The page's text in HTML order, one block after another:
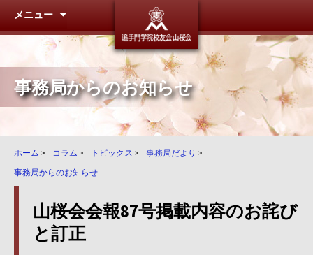
追手門学
メニュー
事務局からのお知らせ
ホーム > コラム > トピックス > 事務局だより >
事務局からのお知らせ
山桜会会報87号掲載内容のお詫び
と訂正